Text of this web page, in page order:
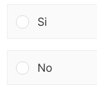
Si
No